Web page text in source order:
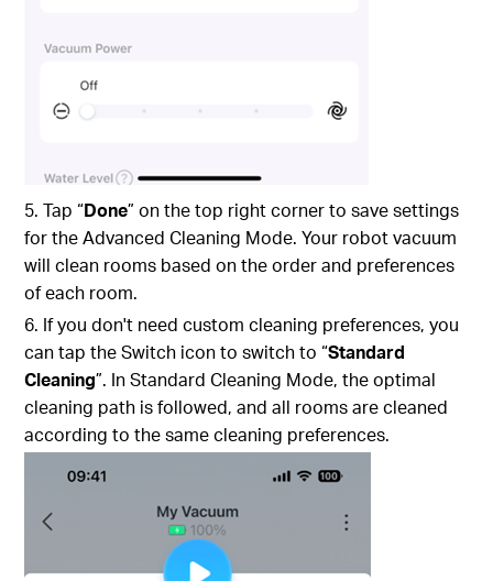
5. Tap “Done” on the top right corner to save settings
for the Advanced Cleaning Mode. Your robot vacuum
will clean rooms based on the order and preferences
of each room.
6. If you don't need custom cleaning preferences, you
can tap the Switch icon to switch to “Standard
Cleaning”. In Standard Cleaning Mode, the optimal
cleaning path is followed, and all rooms are cleaned
according to the same cleaning preferences.